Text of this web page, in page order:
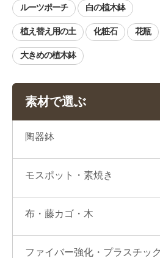
素材で選ぶ
陶器鉢
モスポット・素焼き
布・藤カゴ・木
ファイバー強化・プラスチック